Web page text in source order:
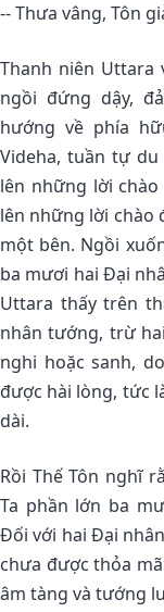
-- Thưa vâng, Tôn
Thanh niên Uttara
ngồi đứng dậy,
hướng về phía
Videha, tuần tự
lên những lời
lên những lời chào
một bên. Ngồi
ba mươi hai Ðại
Uttara thấy trên
nhân tướng, trừ
nghi hoặc sanh,
được hài lòng, tức
dài.
Rồi Thế Tôn nghĩ
Ta phần lớn ba
Ðối với hai Ðại
chưa được thỏa
âm tàng và tướng